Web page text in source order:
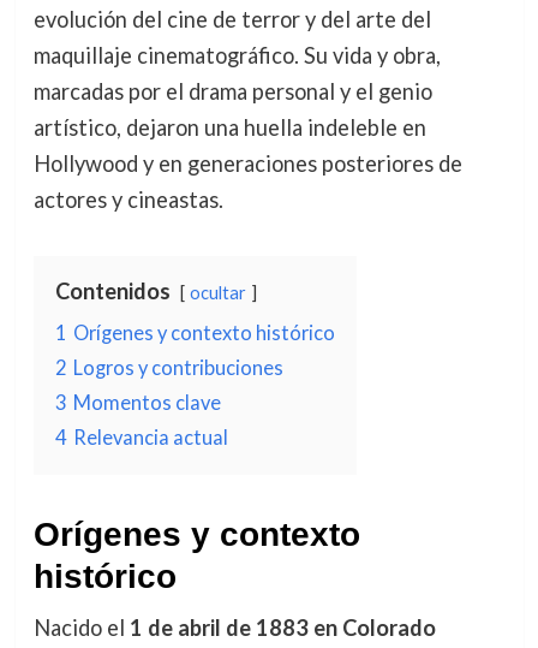
evolución del cine de terror y del arte del
maquillaje cinematográfico. Su vida y obra,
marcadas por el drama personal y el genio
artístico, dejaron una huella indeleble en
Hollywood y en generaciones posteriores de
actores y cineastas.
Contenidos ocultar
1 Orígenes y contexto histórico
2 Logros y contribuciones
3 Momentos clave
4 Relevancia actual
Orígenes y contexto
histórico
Nacido el 1 de abril de 1883 en Colorado